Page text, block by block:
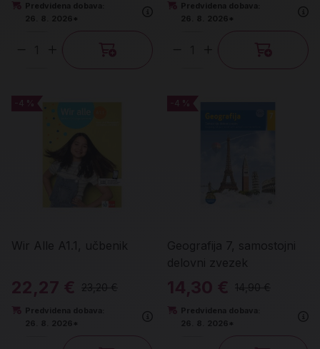
Predvidena dobava:
26. 8. 2026*
Predvidena dobava:
26. 8. 2026*
Wir Alle A1.1, učbenik
22,27 € 23,20 €
Predvidena dobava:
26. 8. 2026*
Geografija 7, samostojni
delovni zvezek
14,30 € 14,90 €
Predvidena dobava:
26. 8. 2026*